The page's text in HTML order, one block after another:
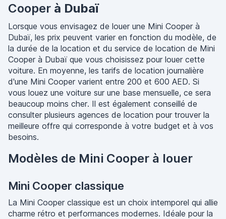
Cooper à Dubaï
Lorsque vous envisagez de louer une Mini Cooper à
Dubaï, les prix peuvent varier en fonction du modèle, de
la durée de la location et du service de location de Mini
Cooper à Dubaï que vous choisissez pour louer cette
voiture. En moyenne, les tarifs de location journalière
d'une Mini Cooper varient entre 200 et 600 AED. Si
vous louez une voiture sur une base mensuelle, ce sera
beaucoup moins cher. Il est également conseillé de
consulter plusieurs agences de location pour trouver la
meilleure offre qui corresponde à votre budget et à vos
besoins.
Modèles de Mini Cooper à louer
Mini Cooper classique
La Mini Cooper classique est un choix intemporel qui allie
charme rétro et performances modernes. Idéale pour la